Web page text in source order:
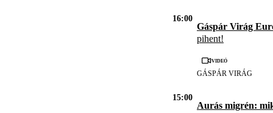
16:00
Gáspár Virág
pihent!
Videó
GÁSPÁR VIRÁG
15:00
Aurás migrén: